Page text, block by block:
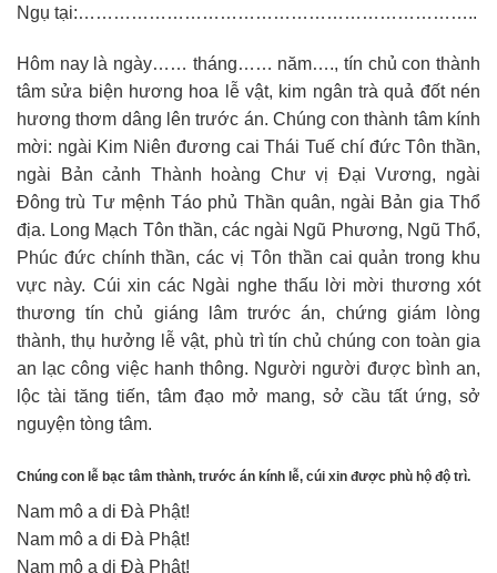
Ngụ tại:…………………………………………………………..
Hôm nay là ngày…… tháng…… năm…., tín chủ con thành
tâm sửa biện hương hoa lễ vật, kim ngân trà quả đốt nén
hương thơm dâng lên trước án. Chúng con thành tâm kính
mời: ngài Kim Niên đương cai Thái Tuế chí đức Tôn thần,
ngài Bản cảnh Thành hoàng Chư vị Đại Vương, ngài
Đông trù Tư mệnh Táo phủ Thần quân, ngài Bản gia Thổ
địa. Long Mạch Tôn thần, các ngài Ngũ Phương, Ngũ Thổ,
Phúc đức chính thần, các vị Tôn thần cai quản trong khu
vực này. Cúi xin các Ngài nghe thấu lời mời thương xót
thương tín chủ giáng lâm trước án, chứng giám lòng
thành, thụ hưởng lễ vật, phù trì tín chủ chúng con toàn gia
an lạc công việc hanh thông. Người người được bình an,
lộc tài tăng tiến, tâm đạo mở mang, sở cầu tất ứng, sở
nguyện tòng tâm.
Chúng con lễ bạc tâm thành, trước án kính lễ, cúi xin được phù hộ độ trì.
Nam mô a di Đà Phật!
Nam mô a di Đà Phật!
Nam mô a di Đà Phật!